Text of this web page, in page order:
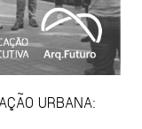
URBANA: